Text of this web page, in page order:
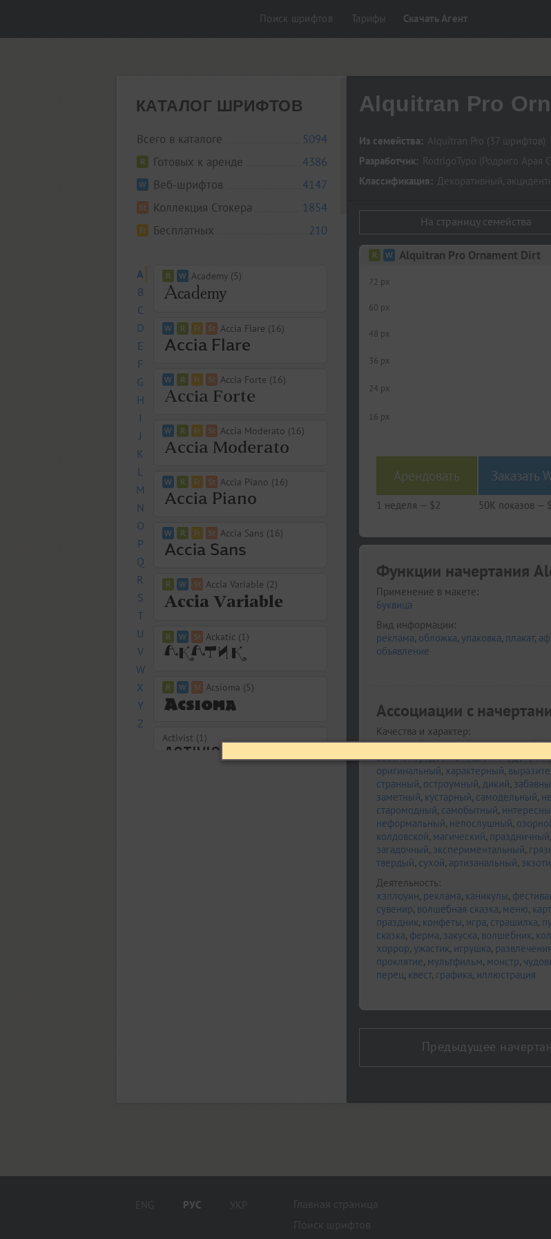
Поиск шрифтов Тарифы Скачать Агент
КАТАЛОГ ШРИФТОВ
Всего в каталоге
5094
Готовых к аренде
4386
Веб-шрифтов
4147
Коллекция Стокера
1854
Бесплатных
210
A
B
C
D
E
F
G
H
I
J
K
L
M
N
O
P
Q
R
S
T
U
V
W
X
Y
Z
Academy (5)
Accia Flare (16)
Accia Forte (16)
Accia Moderato (16)
Accia Piano (16)
Accia Sans (16)
Accia Variable (2)
Ackatic (1)
Acsioma (5)
Activist (1)
Aelita (6)
Alquitran Pro
Из семейства: Alquitran Pro (37 шрифтов)
Разработчик: RodrigoTypo (Родриго Арая
Классификация: Декоративный,
На страницу семейства
Alquitran Pro Ornament Dirt
72 px
60 px
48 px
36 px
24 px
16 px
Арендовать
1 неделя — $2
Заказать
50K показов —
Функции начертания
Применение в макете:
Буквица
Вид информации:
реклама, обложка, упаковка, плакат,
объявление
Ассоциации c
Качества и характер:
кучерявый,кудрявый,ремесленный,
веселый,радостный,цветной,детский
оригинальный, характерный,
странный, остроумный, дикий,
заметный, кустарный, самодельный,
старомодный, самобытный,
неформальный, непослушный,
колдовской, магический, праздничный,
загадочный, экспериментальный,
твердый, сухой, артизанальный,
Деятельность:
хэллоуин, реклама, каникулы,
сувенир, волшебная сказка, меню,
праздник, конфеты, игра, страшилка,
сказка, ферма, закуска, волшебник,
хоррор, ужастик, игрушка, развлечения
проклятие, мультфильм, монстр,
перец, квест, графика, иллюстрация
Предыдущее
ENG РУС УКР
Главная страница
Поиск шрифтов